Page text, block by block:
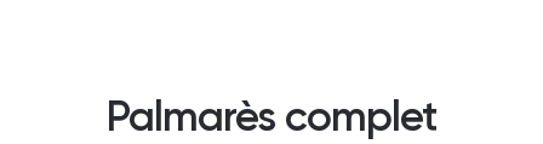
Palmarès complet